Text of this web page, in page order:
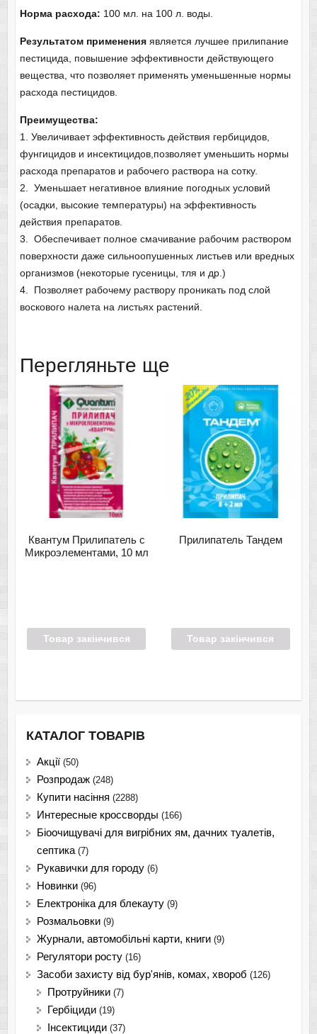
Норма расхода: 100 мл. на 100 л. воды.
Результатом примененияявляется лучшее прилипание
пестицида, повышение эффективности действующего
вещества, что позволяет применять уменьшенные нормы
расхода пестицидов.
Преимущества:
1. Увеличивает эффективность действия гербицидов,
фунгицидов и инсектицидов,позволяет уменьшить нормы
расхода препаратов и рабочего раствора на сотку.
2. Уменьшает негативное влияние погодных условий
(осадки, высокие температуры) на эффективность
действия препаратов.
3. Обеспечивает полное смачивание рабочим раствором
поверхности даже сильноопушенных листьев или вредных
организмов (некоторые гусеницы, тля и др.)
4. Позволяет рабочему раствору проникать под слой
воскового налета на листьях растений.
Перегляньте ще
Квантум Прилипатель с
Микроэлементами, 10 мл
Товар закінчився
Прилипатель Тандем
Товар закінчився
КАТАЛОГ ТОВАРІВ
Акції (50)
Розпродаж (248)
Купити насіння (2288)
Интересные кроссворды (166)
Біоочищувачі для вигрібних ям, дачних туалетів,
септика (7)
Рукавички для городу (6)
Новинки (96)
Електроніка для блекауту (9)
Розмальовки (9)
Журнали, автомобільні карти, книги (9)
Регулятори росту (16)
Засоби захисту від бур'янів, комах, хвороб (126)
Протруйники (7)
Гербіциди (19)
Інсектициди (37)